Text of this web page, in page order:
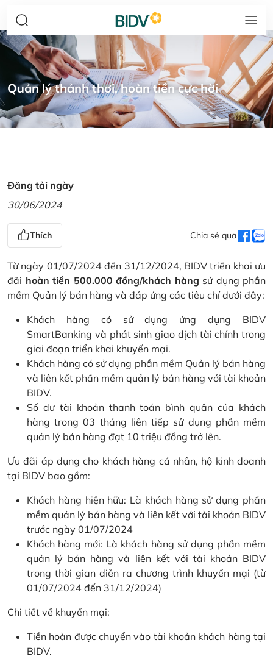
Quản lý thảnh thơi, hoàn tiền cực hời
Đăng tải ngày
30/06/2024
Thích Chia sẻ qua
Từ ngày 01/07/2024 đến 31/12/2024, BIDV triển khai ưu
đãi hoàn tiền 500.000 đồng/khách hàng sử dụng phần
mềm Quản lý bán hàng và đáp ứng các tiêu chí dưới đây:
Khách hàng có sử dụng ứng dụng BIDV
SmartBanking và phát sinh giao dịch tài chính trong
giai đoạn triển khai khuyến mại.
Khách hàng có sử dụng phần mềm Quản lý bán hàng
và liên kết phần mềm quản lý bán hàng với tài khoản
BIDV.
Số dư tài khoản thanh toán bình quân của khách
hàng trong 03 tháng liên tiếp sử dụng phần mềm
quản lý bán hàng đạt 10 triệu đồng trở lên.
Ưu đãi áp dụng cho khách hàng cá nhân, hộ kinh doanh
tại BIDV bao gồm:
Khách hàng hiện hữu: Là khách hàng sử dụng phần
mềm quản lý bán hàng và liên kết với tài khoản BIDV
trước ngày 01/07/2024
Khách hàng mới: Là khách hàng sử dụng phần mềm
quản lý bán hàng và liên kết với tài khoản BIDV
trong thời gian diễn ra chương trình khuyến mại (từ
01/07/2024 đến 31/12/2024)
Chi tiết về khuyến mại:
Tiền hoàn được chuyển vào tài khoản khách hàng tại
BIDV.